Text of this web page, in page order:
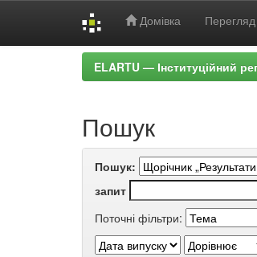
Домівка Перегляд
ELARTU — Інституційний
Пошук
Пошук:
запит
Поточні фільтри: